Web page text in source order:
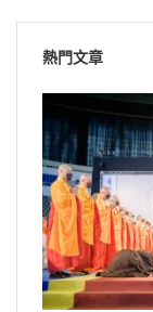
熱門文章